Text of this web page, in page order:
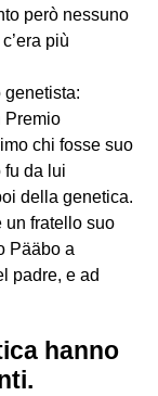
però nessuno
più
genetista:
Premio
chi fosse suo
fu da lui
della genetica.
un fratello suo
Pääbo a
padre, e ad
hanno